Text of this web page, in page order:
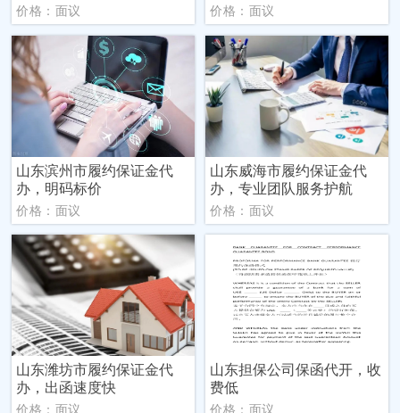
价格：面议 价格：面议
山东滨州市履约保证金代
办，明码标价
价格：面议
山东威海市履约保证金代
办，专业团队服务护航
价格：面议
山东潍坊市履约保证金代
办，出函速度快
价格：面议
山东担保公司保函代开，收
费低
价格：面议